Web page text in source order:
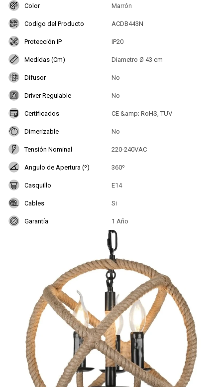
Color Marrón
Codigo del Producto ACDB443N
Protección IP IP20
Medidas (Cm) Diametro Ø 43 cm
Difusor No
Driver Regulable No
Certificados CE &amp; RoHS, TUV
Dimerizable No
Tensión Nominal 220-240VAC
Angulo de Apertura (º) 360º
Casquillo E14
Cables Si
Garantía 1 Año